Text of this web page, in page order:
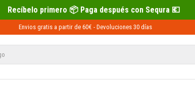
después con Sequra 💶
Envios gratis a partir de 60€ - Devoluciones 30 días